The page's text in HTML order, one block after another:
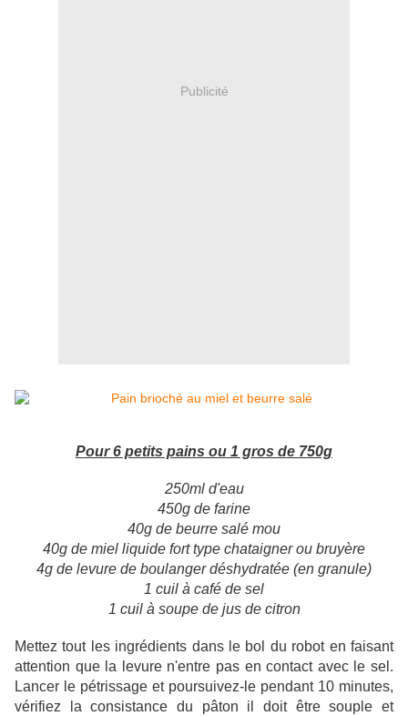
Publicité
Pour 6 petits pains ou 1 gros de 750g
250ml d'eau
450g de farine
40g de beurre salé mou
40g de miel liquide fort type chataigner ou bruyère
4g de levure de boulanger déshydratée (en granule)
1 cuil à café de sel
1 cuil à soupe de jus de citron
Mettez tout les ingrédients dans le bol du robot en faisant
attention que la levure n'entre pas en contact avec le sel.
Lancer le pétrissage et poursuivez-le pendant 10 minutes,
vérifiez la consistance du pâton il doit être souple et